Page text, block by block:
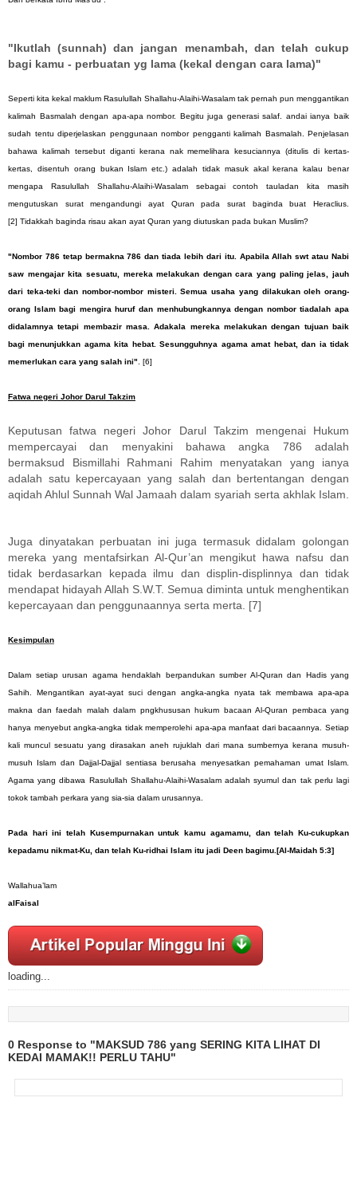
"Ikutlah (sunnah) dan jangan menambah, dan telah cukup
bagi kamu - perbuatan yg lama (kekal dengan cara lama)"
Seperti kita kekal maklum Rasulullah Shallahu-Alaihi-Wasalam tak pernah pun menggantikan
kalimah Basmalah dengan apa-apa nombor. Begitu juga generasi salaf. andai ianya baik
sudah tentu diperjelaskan penggunaan nombor pengganti kalimah Basmalah. Penjelasan
bahawa kalimah tersebut diganti kerana nak memelihara kesuciannya (ditulis di kertas-
kertas, disentuh orang bukan Islam etc.) adalah tidak masuk akal kerana kalau benar
mengapa Rasulullah Shallahu-Alaihi-Wasalam sebagai contoh tauladan kita masih
mengutuskan surat mengandungi ayat Quran pada surat baginda buat Heraclius.
[2] Tidakkah baginda risau akan ayat Quran yang diutuskan pada bukan Muslim?
"Nombor 786 tetap bermakna 786 dan tiada lebih dari itu. Apabila Allah swt atau Nabi
saw mengajar kita sesuatu, mereka melakukan dengan cara yang paling jelas, jauh
dari teka-teki dan nombor-nombor misteri. Semua usaha yang dilakukan oleh orang-
orang Islam bagi mengira huruf dan menhubungkannya dengan nombor tiadalah apa
didalamnya tetapi membazir masa. Adakala mereka melakukan dengan tujuan baik
bagi menunjukkan agama kita hebat. Sesungguhnya agama amat hebat, dan ia tidak
memerlukan cara yang salah ini" . [6]
Fatwa negeri Johor Darul Takzim
Keputusan fatwa negeri Johor Darul Takzim mengenai Hukum
mempercayai dan menyakini bahawa angka 786 adalah
bermaksud Bismillahi Rahmani Rahim menyatakan yang ianya
adalah satu kepercayaan yang salah dan bertentangan dengan
aqidah Ahlul Sunnah Wal Jamaah dalam syariah serta akhlak Islam.
Juga dinyatakan perbuatan ini juga termasuk didalam golongan
mereka yang mentafsirkan Al-Qur’an mengikut hawa nafsu dan
tidak berdasarkan kepada ilmu dan displin-displinnya dan tidak
mendapat hidayah Allah S.W.T. Semua diminta untuk menghentikan
kepercayaan dan penggunaannya serta merta. [7]
Kesimpulan
Dalam setiap urusan agama hendaklah berpandukan sumber Al-Quran dan Hadis yang
Sahih. Mengantikan ayat-ayat suci dengan angka-angka nyata tak membawa apa-apa
makna dan faedah malah dalam pngkhususan hukum bacaan Al-Quran pembaca yang
hanya menyebut angka-angka tidak memperolehi apa-apa manfaat dari bacaannya. Setiap
kali muncul sesuatu yang dirasakan aneh rujuklah dari mana sumbernya kerana musuh-
musuh Islam dan Dajjal-Dajjal sentiasa berusaha menyesatkan pemahaman umat Islam.
Agama yang dibawa Rasulullah Shallahu-Alaihi-Wasalam adalah syumul dan tak perlu lagi
tokok tambah perkara yang sia-sia dalam urusannya.
Pada hari ini telah Kusempurnakan untuk kamu agamamu, dan telah Ku-cukupkan
kepadamu nikmat-Ku, dan telah Ku-ridhai Islam itu jadi Deen bagimu. [Al-Maidah 5:3]
Wallahua’lam
alFaisal
loading...
0 Response to "MAKSUD 786 yang SERING KITA LIHAT DI
KEDAI MAMAK!! PERLU TAHU"